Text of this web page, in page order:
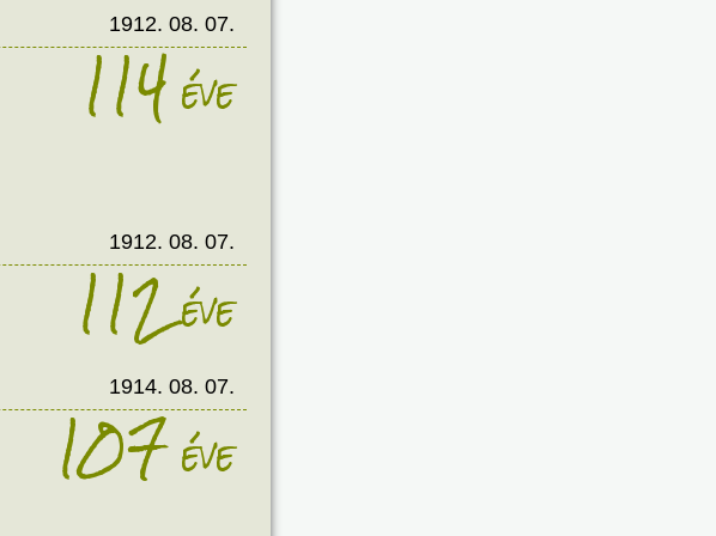
1912. 08. 07.
114éve
1912. 08. 07.
112éve
1914. 08. 07.
107éve